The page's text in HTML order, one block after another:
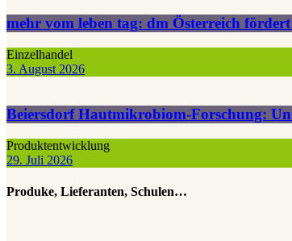
mehr vom leben tag: dm Österreich
Einzelhandel
3. August 2026
Beiersdorf Hautmikrobiom-Forschung:
Produktentwicklung
29. Juli 2026
Produke, Lieferanten, Schulen…